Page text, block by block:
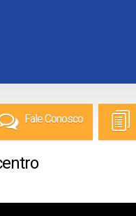
Fale Conosco